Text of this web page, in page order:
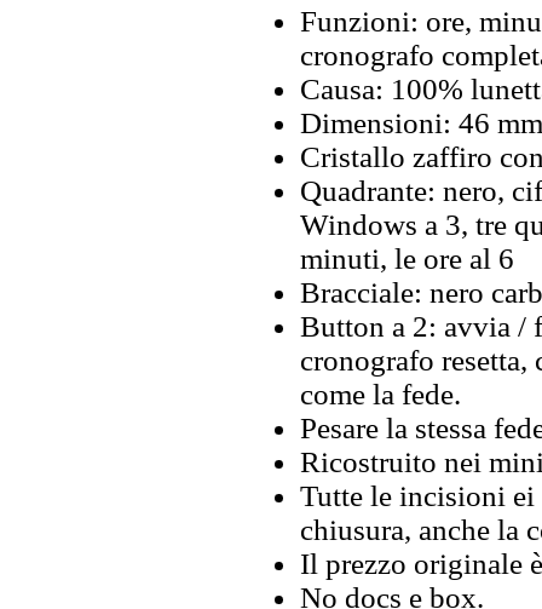
Funzioni: ore,
cronografo
Causa: 100%
Dimensioni: 46
Cristallo zaffiro
Quadrante: nero,
Windows a 3, tre
minuti, le ore al 6
Bracciale: nero
Button a 2: avvia /
cronografo resetta,
come la fede.
Pesare la stessa
Ricostruito nei
Tutte le incisioni
chiusura, anche la
Il prezzo originale
No docs e box.